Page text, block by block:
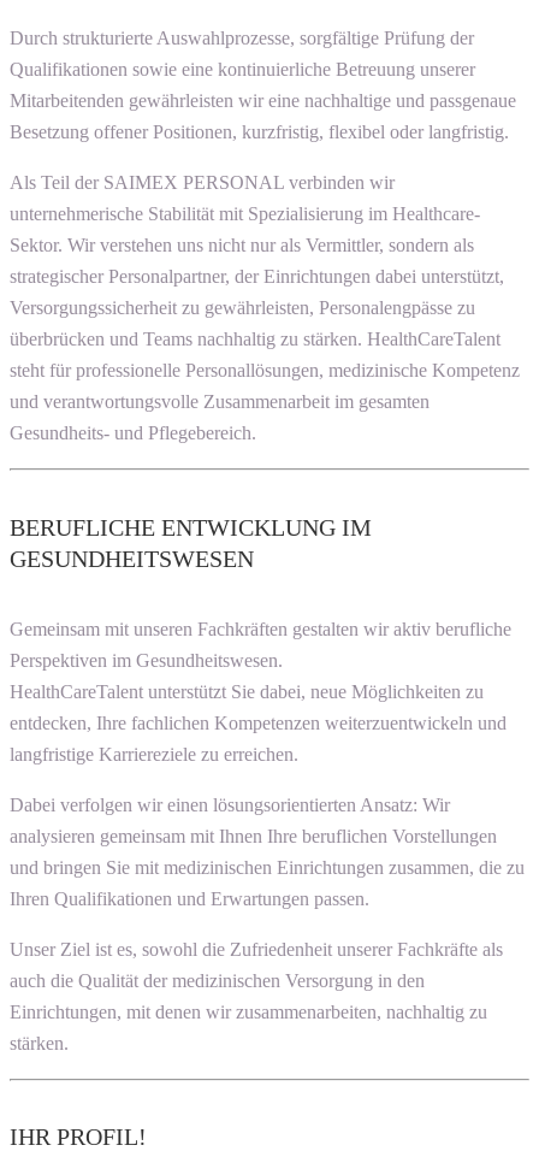
Durch strukturierte Auswahlprozesse, sorgfältige Prüfung der
Qualifikationen sowie eine kontinuierliche Betreuung unserer
Mitarbeitenden gewährleisten wir eine nachhaltige und passgenaue
Besetzung offener Positionen, kurzfristig, flexibel oder langfristig.
Als Teil der SAIMEX PERSONAL verbinden wir
unternehmerische Stabilität mit Spezialisierung im Healthcare-
Sektor. Wir verstehen uns nicht nur als Vermittler, sondern als
strategischer Personalpartner, der Einrichtungen dabei unterstützt,
Versorgungssicherheit zu gewährleisten, Personalengpässe zu
überbrücken und Teams nachhaltig zu stärken. HealthCareTalent
steht für professionelle Personallösungen, medizinische Kompetenz
und verantwortungsvolle Zusammenarbeit im gesamten
Gesundheits- und Pflegebereich.
BERUFLICHE ENTWICKLUNG IM
GESUNDHEITSWESEN
Gemeinsam mit unseren Fachkräften gestalten wir aktiv berufliche
Perspektiven im Gesundheitswesen.
HealthCareTalent unterstützt Sie dabei, neue Möglichkeiten zu
entdecken, Ihre fachlichen Kompetenzen weiterzuentwickeln und
langfristige Karriereziele zu erreichen.
Dabei verfolgen wir einen lösungsorientierten Ansatz: Wir
analysieren gemeinsam mit Ihnen Ihre beruflichen Vorstellungen
und bringen Sie mit medizinischen Einrichtungen zusammen, die zu
Ihren Qualifikationen und Erwartungen passen.
Unser Ziel ist es, sowohl die Zufriedenheit unserer Fachkräfte als
auch die Qualität der medizinischen Versorgung in den
Einrichtungen, mit denen wir zusammenarbeiten, nachhaltig zu
stärken.
IHR PROFIL!